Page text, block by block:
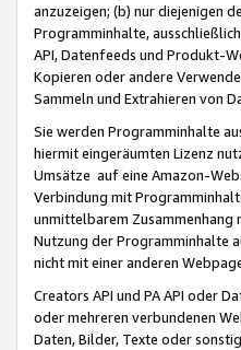
anzuzeigen; (b) nur diejenigen
Programminhalte,
API, Datenfeeds und Produkt-
Kopieren oder andere
Sammeln und Extrahieren von
Sie werden Programminhalte
hiermit eingeräumten Lizenz
Umsätze auf eine Amazon-
Verbindung mit
unmittelbarem Zusammenhang
Nutzung der Programminhalte
nicht mit einer anderen
Creators API und PA API oder
oder mehreren verbundenen
Daten, Bilder, Texte oder